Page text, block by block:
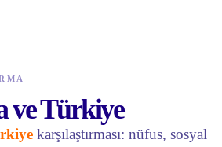
ve Türkiye
karşılaştırması: nüfus, sosyal